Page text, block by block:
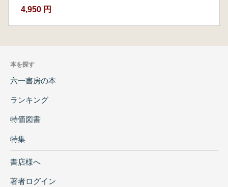
4,950 円
本を探す
六一書房の本
ランキング
特価図書
特集
書店様へ
著者ログイン